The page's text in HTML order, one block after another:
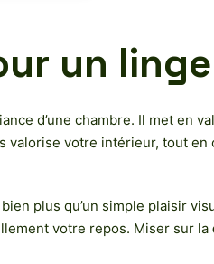
un
d’une chambre. Il met
votre intérieur, tout
plus qu’un simple plaisir
votre repos. Miser sur la